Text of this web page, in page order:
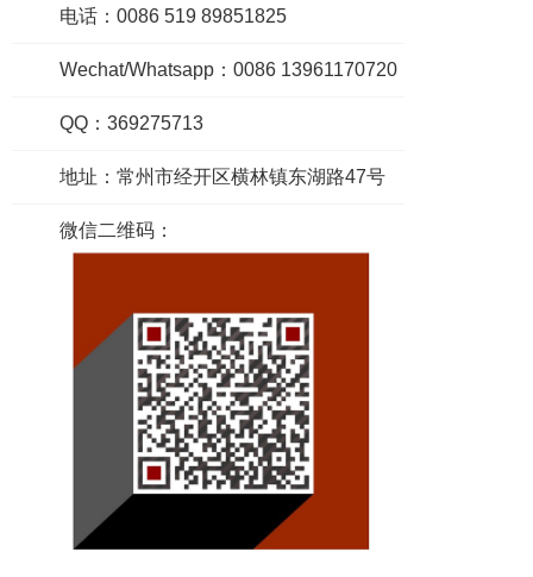
电话：0086 519 89851825
Wechat/Whatsapp：0086 13961170720
QQ：369275713
地址：常州市经开区横林镇东湖路47号
微信二维码：